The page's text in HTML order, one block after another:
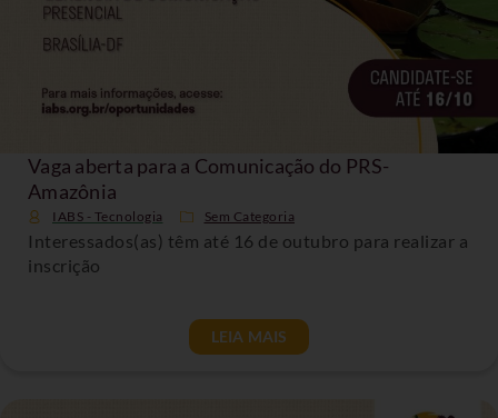
Vaga aberta para a Comunicação do PRS-
Amazônia
IABS - Tecnologia Sem Categoria
Interessados(as) têm até 16 de outubro para realizar a
inscrição
LEIA MAIS